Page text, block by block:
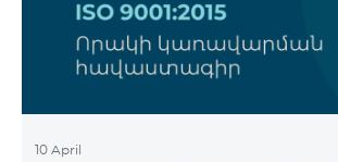
10 April